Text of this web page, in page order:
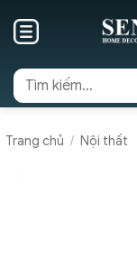
Tìm
kiếm:
Trang chủ / Nội thất